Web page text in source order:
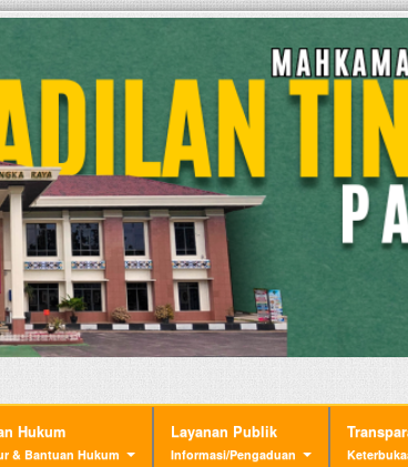
Hukum
& Bantuan Hukum
Layanan Publik
Informasi/Pengaduan